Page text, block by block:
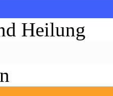
Heilung